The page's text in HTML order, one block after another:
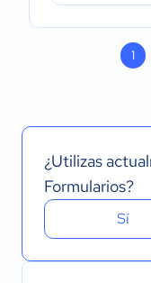
1
¿Utilizas
Formularios?
Sí